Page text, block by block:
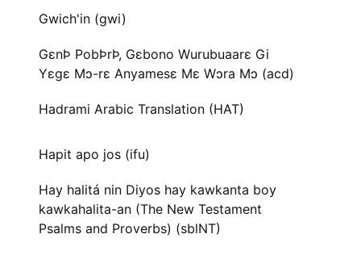
Gwich'in (gwi)
GɛnÞ PobÞrÞ, Gɛbono Wurubuaarɛ Gi
Yɛgɛ Mɔ-rɛ Anyamesɛ Mɛ Wɔra Mɔ (acd)
Hadrami Arabic Translation (HAT)
Hapit apo jos (ifu)
Hay halitá nin Diyos hay kawkanta boy
kawkahalita-an (The New Testament
Psalms and Proverbs) (sblNT)